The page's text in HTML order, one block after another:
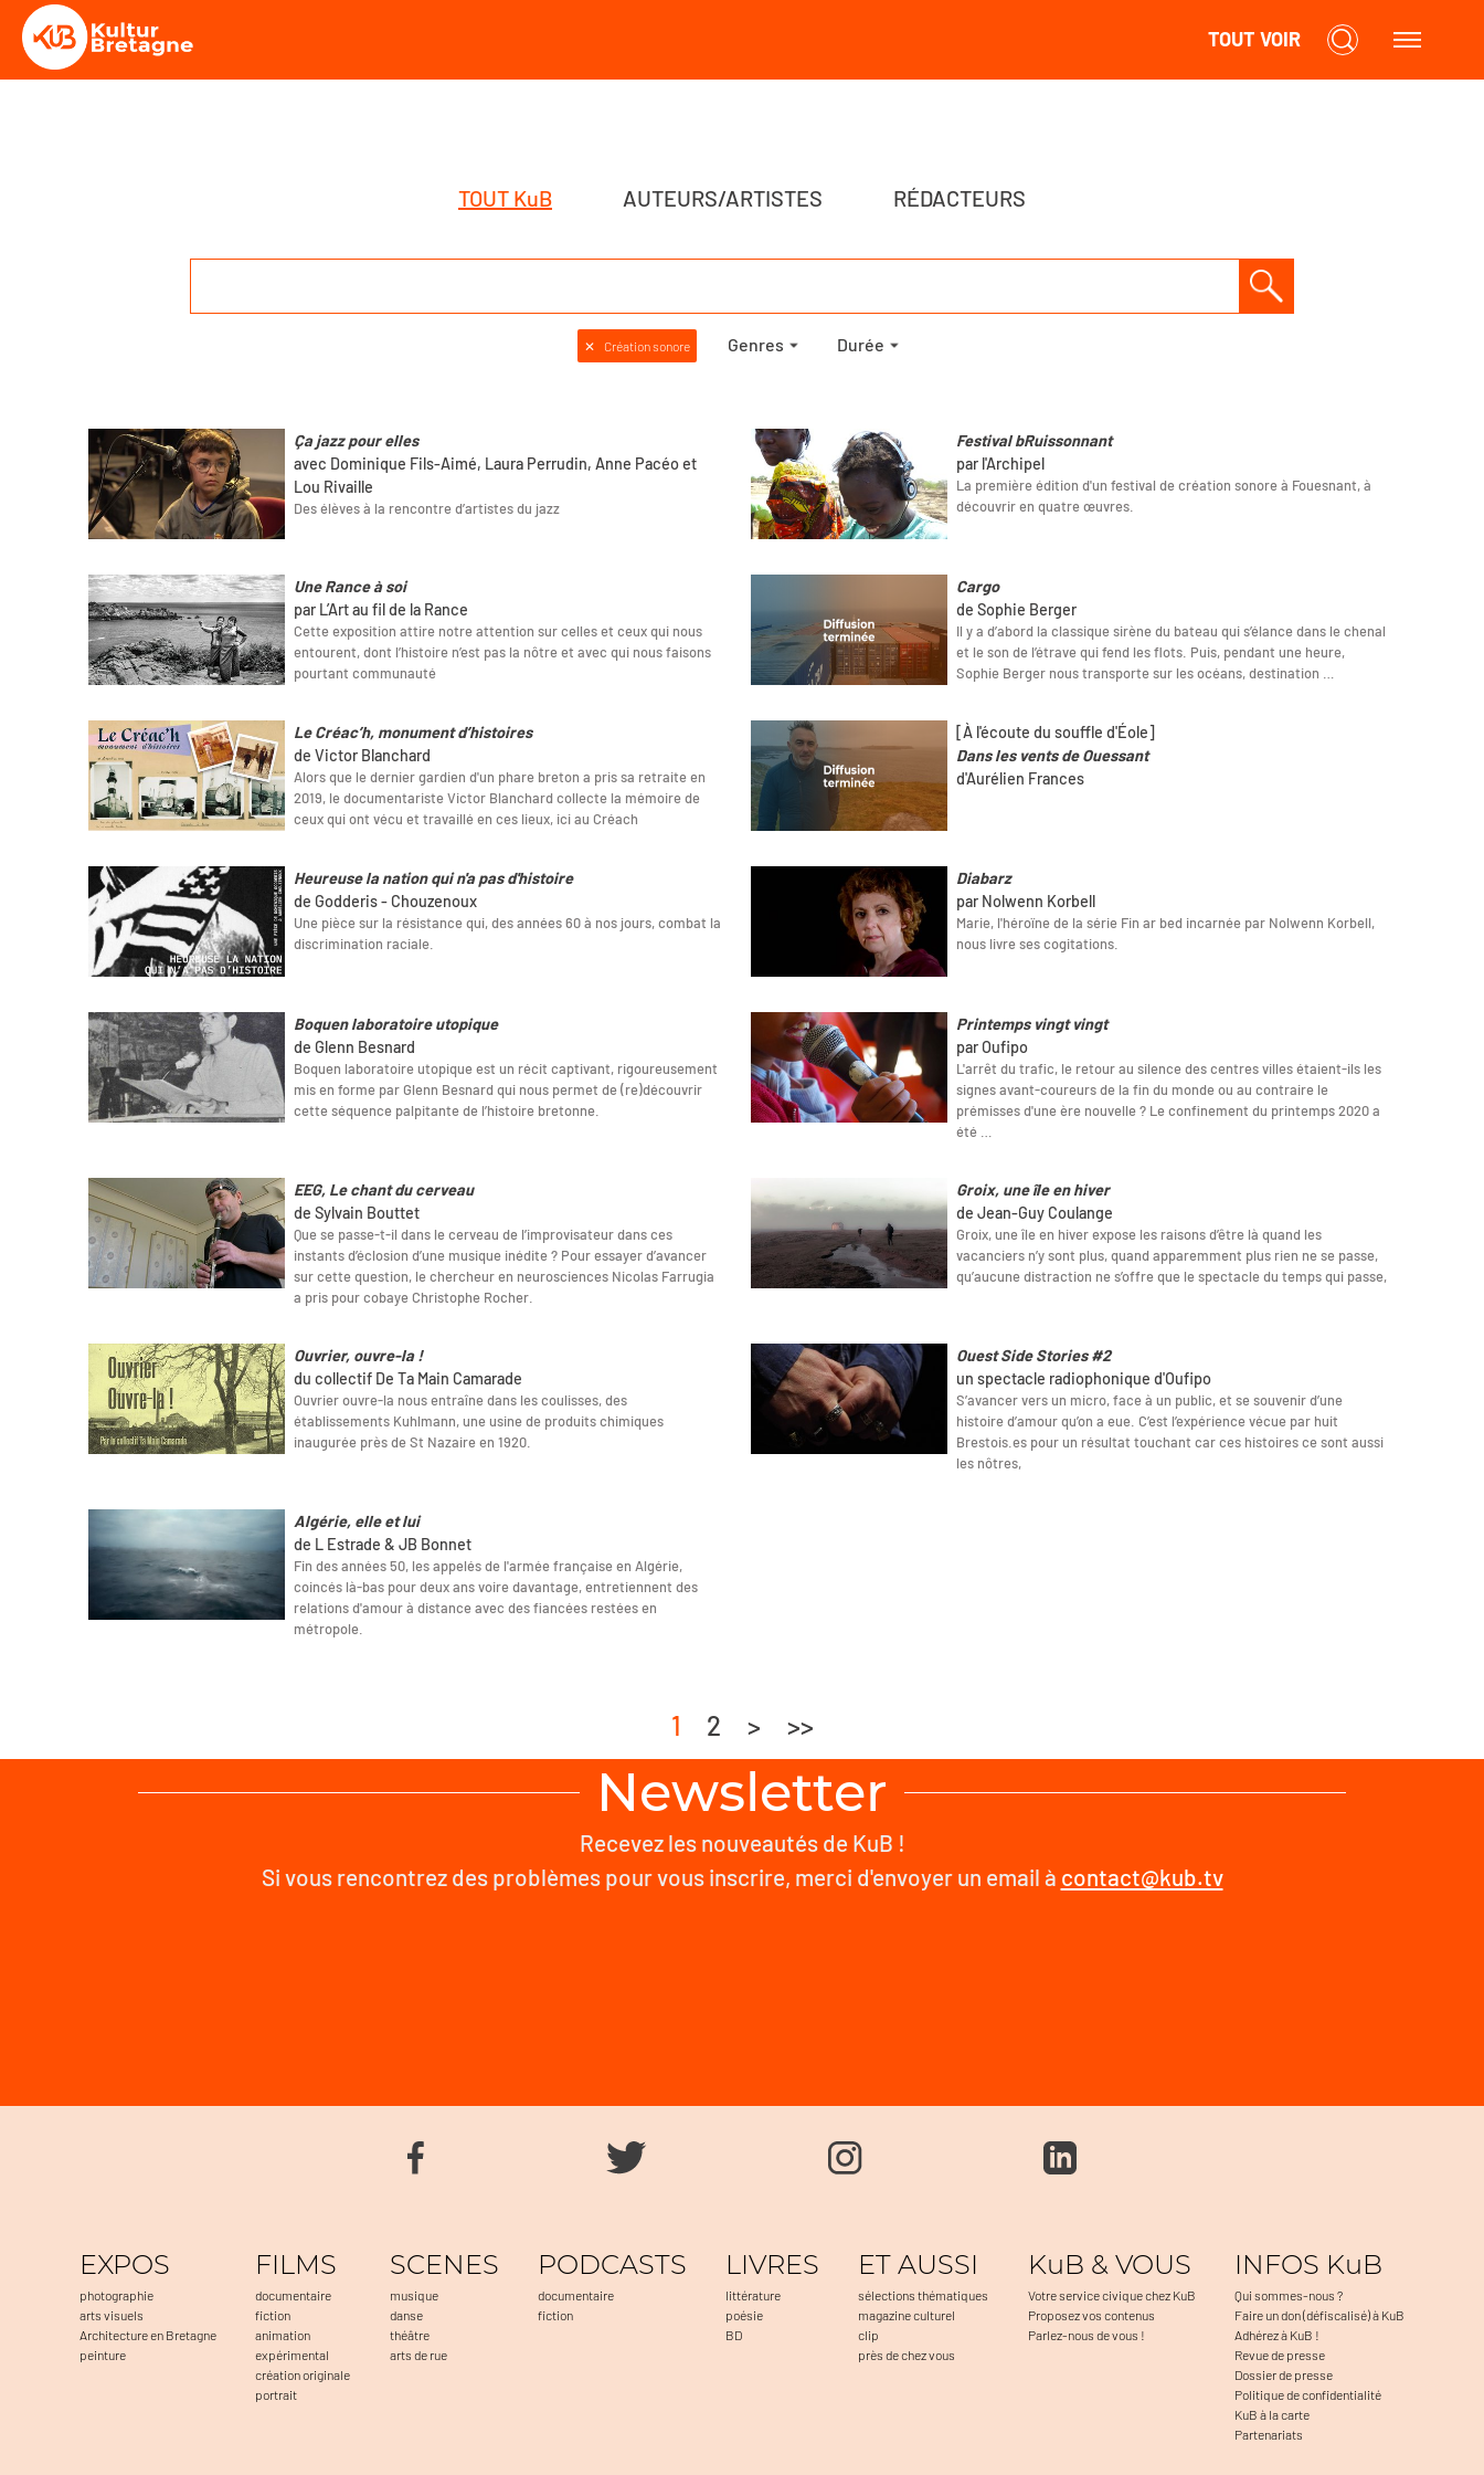
TOUT VOIR
TOUT KuB AUTEURS/ARTISTES RÉDACTEURS
✕ Création sonore Genres Durée
Ça jazz pour elles
avec Dominique Fils-Aimé, Laura Perrudin, Anne Pacéo et
Lou Rivaille
Des élèves à la rencontre d’artistes du jazz
Festival bRuissonnant
par l'Archipel
La première édition d'un festival de création sonore à Fouesnant, à
découvrir en quatre œuvres.
Une Rance à soi
par L’Art au fil de la Rance
Cette exposition attire notre attention sur celles et ceux qui nous
entourent, dont l’histoire n’est pas la nôtre et avec qui nous faisons
pourtant communauté
Cargo
de Sophie Berger
Il y a d’abord la classique sirène du bateau qui s’élance dans le chenal
et le son de l’étrave qui fend les flots. Puis, pendant une heure,
Sophie Berger nous transporte sur les océans, destination …
Le Créac’h, monument d’histoires
de Victor Blanchard
Alors que le dernier gardien d'un phare breton a pris sa retraite en
2019, le documentariste Victor Blanchard collecte la mémoire de
ceux qui ont vécu et travaillé en ces lieux, ici au Créach
[À l'écoute du souffle d'Éole]
Dans les vents de Ouessant
d'Aurélien Frances
Heureuse la nation qui n'a pas d'histoire
de Godderis - Chouzenoux
Une pièce sur la résistance qui, des années 60 à nos jours, combat la
discrimination raciale.
Diabarz
par Nolwenn Korbell
Marie, l'héroïne de la série Fin ar bed incarnée par Nolwenn Korbell,
nous livre ses cogitations.
Boquen laboratoire utopique
de Glenn Besnard
Boquen laboratoire utopique est un récit captivant, rigoureusement
mis en forme par Glenn Besnard qui nous permet de (re)découvrir
cette séquence palpitante de l’histoire bretonne.
Printemps vingt vingt
par Oufipo
L'arrêt du trafic, le retour au silence des centres villes étaient-ils les
signes avant-coureurs de la fin du monde ou au contraire le
prémisses d'une ère nouvelle ? Le confinement du printemps 2020 a
été …
EEG, Le chant du cerveau
de Sylvain Bouttet
Que se passe-t-il dans le cerveau de l’improvisateur dans ces
instants d’éclosion d’une musique inédite ? Pour essayer d’avancer
sur cette question, le chercheur en neurosciences Nicolas Farrugia
a pris pour cobaye Christophe Rocher.
Groix, une île en hiver
de Jean-Guy Coulange
Groix, une île en hiver expose les raisons d’être là quand les
vacanciers n’y sont plus, quand apparemment plus rien ne se passe,
qu’aucune distraction ne s’offre que le spectacle du temps qui passe,
Ouvrier, ouvre-la !
du collectif De Ta Main Camarade
Ouvrier ouvre-la nous entraîne dans les coulisses, des
établissements Kuhlmann, une usine de produits chimiques
inaugurée près de St Nazaire en 1920.
Ouest Side Stories #2
un spectacle radiophonique d'Oufipo
S’avancer vers un micro, face à un public, et se souvenir d’une
histoire d’amour qu’on a eue. C’est l’expérience vécue par huit
Brestois.es pour un résultat touchant car ces histoires ce sont aussi
les nôtres,
Algérie, elle et lui
de L Estrade & JB Bonnet
Fin des années 50, les appelés de l'armée française en Algérie,
coincés là-bas pour deux ans voire davantage, entretiennent des
relations d'amour à distance avec des fiancées restées en
métropole.
1 2 > >>
Newsletter
Recevez les nouveautés de KuB !
Si vous rencontrez des problèmes pour vous inscrire, merci d'envoyer un email à contact@kub.tv
EXPOS
photographie
arts visuels
Architecture en Bretagne
peinture
FILMS
documentaire
fiction
animation
expérimental
création originale
portrait
SCENES
musique
danse
théâtre
arts de rue
PODCASTS
documentaire
fiction
LIVRES
littérature
poésie
BD
ET AUSSI
sélections thématiques
magazine culturel
clip
près de chez vous
KuB & VOUS
Votre service civique chez KuB
Proposez vos contenus
Parlez-nous de vous !
INFOS KuB
Qui sommes-nous ?
Faire un don (défiscalisé) à KuB
Adhérez à KuB !
Revue de presse
Dossier de presse
Politique de confidentialité
KuB à la carte
Partenariats